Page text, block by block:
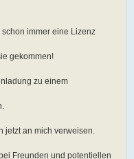
immer eine Lizenz
gekommen!
zu einem
jetzt an mich verweisen.
Freunden und potentiellen